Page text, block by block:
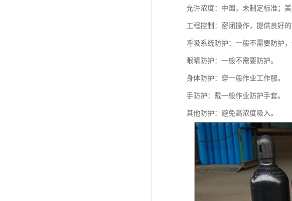
允许浓度：中国，未制定标准；
工程控制：密闭操作，提供良好的
呼吸系统防护：一般不需要防护
眼睛防护：一般不需要防护。
身体防护：穿一般作业工作服。
手防护：戴一般作业防护手套。
其他防护：避免高浓度吸入。